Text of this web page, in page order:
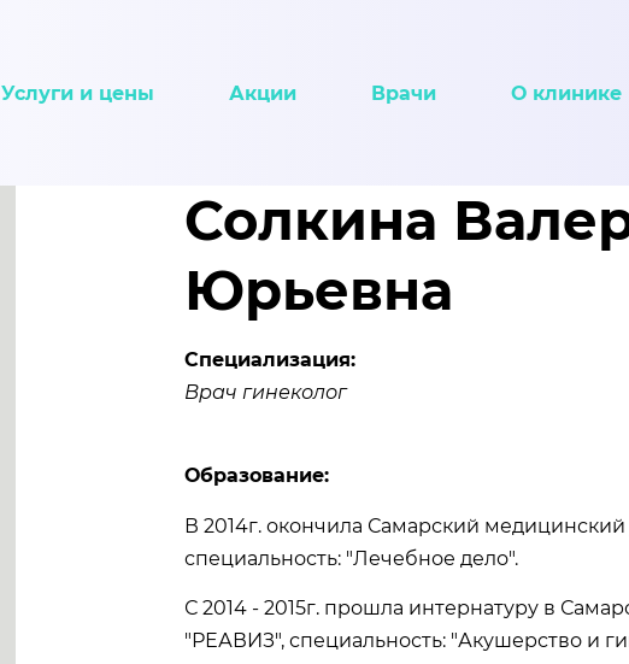
Услуги и цены Акции Врачи О клинике
Солкина
Юрьевна
Специализация:
Врач гинеколог
Образование:
В 2014г. окончила Самарский
специальность: "Лечебное дело".
С 2014 - 2015г. прошла интернатуру в
"РЕАВИЗ", специальность: "Акушерство и